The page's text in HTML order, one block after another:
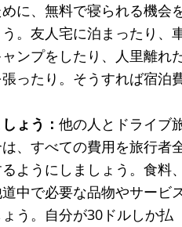
に、無料で寝られる機会
。友人宅に泊まったり、
ンプをしたり、人里離れ
ったり。そうすれば宿泊
ょう： 他の人とドライブ
、すべての費用を旅行者
ようにしましょう。食料
中で必要な品物やサービ
う。自分が30ドルしか払